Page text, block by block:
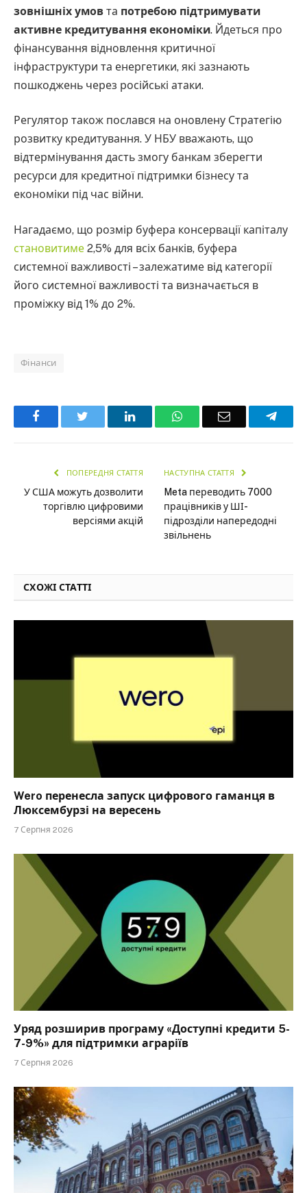
зовнішніх умов та потребою підтримувати
активне кредитування економіки. Йдеться про
фінансування відновлення критичної
інфраструктури та енергетики, які зазнають
пошкоджень через російські атаки.
Регулятор також послався на оновлену Стратегію
розвитку кредитування. У НБУ вважають, що
відтермінування дасть змогу банкам зберегти
ресурси для кредитної підтримки бізнесу та
економіки під час війни.
Нагадаємо, що розмір буфера консервації капіталу
становитиме 2,5% для всіх банків, буфера
системної важливості – залежатиме від категорії
його системної важливості та визначається в
проміжку від 1% до 2%.
Фінанси
Facebook LinkedInWhatsAppEmail
ПОПЕРЕДНЯ СТАТТЯ
У США можуть дозволити
торгівлю цифровими
версіями акцій
НАСТУПНА СТАТТЯ
Meta переводить 7000
працівників у ШІ-
підрозділи напередодні
звільнень
СХОЖІ СТАТТІ
Wero перенесла запуск цифрового гаманця в
Люксембурзі на вересень
7 Серпня 2026
Уряд розширив програму «Доступні кредити 5-
7-9%» для підтримки аграріїв
7 Серпня 2026